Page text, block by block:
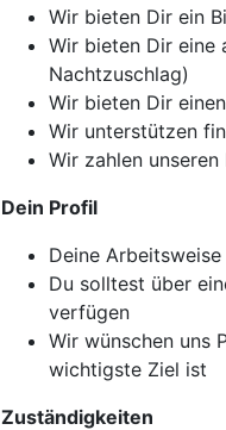
Wir bieten Dir ein
Wir bieten Dir eine
Nachtzuschlag)
Wir bieten Dir
Wir unterstützen
Wir zahlen
Dein Profil
Deine
Du solltest über
verfügen
Wir wünschen uns
wichtigste Ziel ist
Zuständigkeiten